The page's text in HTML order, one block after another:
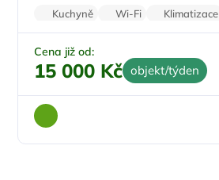
Kuchyně Wi-Fi
Klimatizace
Zvířata povolena
Pračka
Cena již od:
15 000 Kč objekt/týden